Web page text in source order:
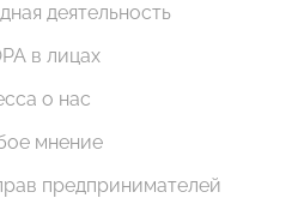
деятельность
в лицах
о нас
мнение
предпринимателей